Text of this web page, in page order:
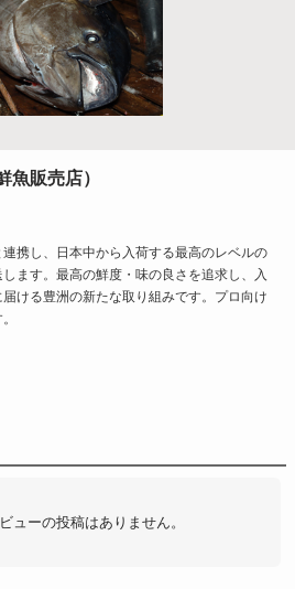
魚販売店）
携し、日本中から入荷する最高のレベルの
ます。最高の鮮度・味の良さを追求し、入
ける豊洲の新たな取り組みです。プロ向け
ューの投稿はありません。